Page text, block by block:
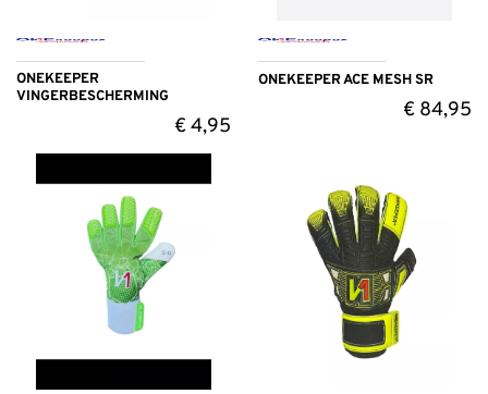
ONEKEEPER
VINGERBESCHERMING
€4,95
ONEKEEPER ACE MESH SR
€ 84,95